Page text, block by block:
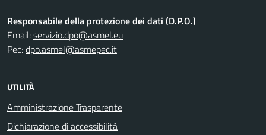
Responsabile della protezione dei dati (D.P.O.)
Email:servizio.dpo@asmel.eu
Pec:dpo.asmel@asmepec.it
UTILITÀ
Amministrazione Trasparente
Dichiarazione di accessibilità